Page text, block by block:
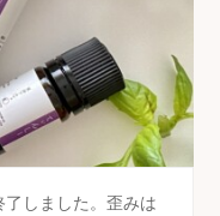
しました。歪みは